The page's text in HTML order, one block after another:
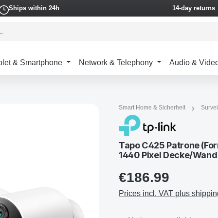
Ships within 24h 14-day returns
& Smartphone Network & Telephony Audio &
Smart Home & Sicherheit
Tapo C425 Patrone
1440 Pixel Decke/Wand
€186.99
Prices incl. VAT plus